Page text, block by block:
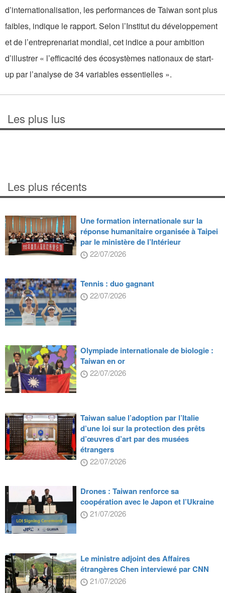
d’internationalisation, les performances de Taiwan sont plus
faibles, indique le rapport. Selon l’Institut du développement
et de l’entreprenariat mondial, cet indice a pour ambition
d’illustrer « l’efficacité des écosystèmes nationaux de start-
up par l’analyse de 34 variables essentielles ».
Les plus lus
Les plus récents
Une formation internationale sur la
réponse humanitaire organisée à Taipei
par le ministère de l’Intérieur
22/07/2026
Tennis : duo gagnant
22/07/2026
Olympiade internationale de biologie :
Taiwan en or
22/07/2026
Taiwan salue l’adoption par l’Italie
d’une loi sur la protection des prêts
d’œuvres d’art par des musées
étrangers
22/07/2026
Drones : Taiwan renforce sa
coopération avec le Japon et l’Ukraine
21/07/2026
Le ministre adjoint des Affaires
étrangères Chen interviewé par CNN
21/07/2026